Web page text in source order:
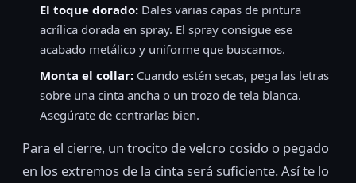
El toque dorado: Dales varias capas de pintura
acrílica dorada en spray. El spray consigue ese
acabado metálico y uniforme que buscamos.
Monta el collar: Cuando estén secas, pega las letras
sobre una cinta ancha o un trozo de tela blanca.
Asegúrate de centrarlas bien.
Para el cierre, un trocito de velcro cosido o pegado
en los extremos de la cinta será suficiente. Así te lo